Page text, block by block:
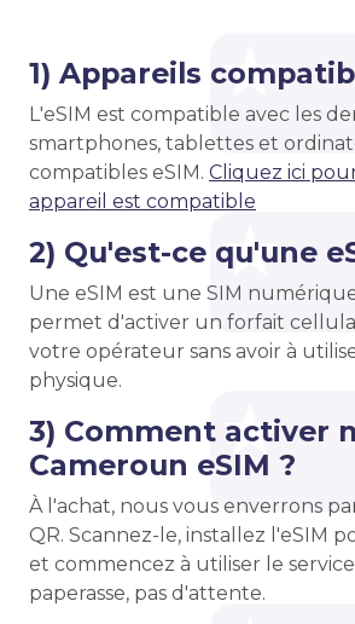
1) Appareils
L'eSIM est compatible avec les
smartphones, tablettes et
compatibles eSIM. Cliquez ici
appareil est compatible
2) Qu'est-ce qu'une
Une eSIM est une SIM
permet d'activer un forfait
votre opérateur sans avoir à
physique.
3) Comment activer
Cameroun eSIM ?
À l'achat, nous vous enverrons
QR. Scannez-le, installez l'eSIM
et commencez à utiliser le
paperasse, pas d'attente.